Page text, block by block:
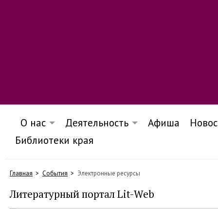
О нас Деятельность Афиша
Библиотеки края
Главная События Электронные ресурсы
Литературный портал Lit-Web